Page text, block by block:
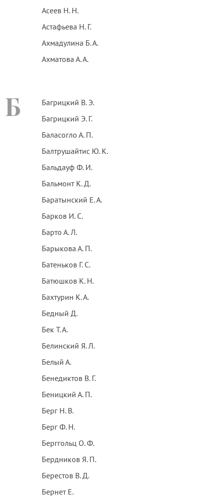
Асеев Н. Н.
Астафьева Н. Г.
Ахмадулина Б. А.
Ахматова А. А.
Б
Багрицкий В. Э.
Багрицкий Э. Г.
Баласогло А. П.
Балтрушайтис Ю. К.
Бальдауф Ф. И.
Бальмонт К. Д.
Баратынский Е. А.
Барков И. С.
Барто А. Л.
Барыкова А. П.
Батеньков Г. С.
Батюшков К. Н.
Бахтурин К. А.
Бедный Д.
Бек Т. А.
Белинский Я. Л.
Белый А.
Бенедиктов В. Г.
Беницкий А. П.
Берг Н. В.
Берг Ф. Н.
Берггольц О. Ф.
Бердников Я. П.
Берестов В. Д.
Бернет Е.